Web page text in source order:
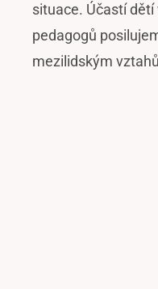
situace. Účastí
pedagogů
mezilidským